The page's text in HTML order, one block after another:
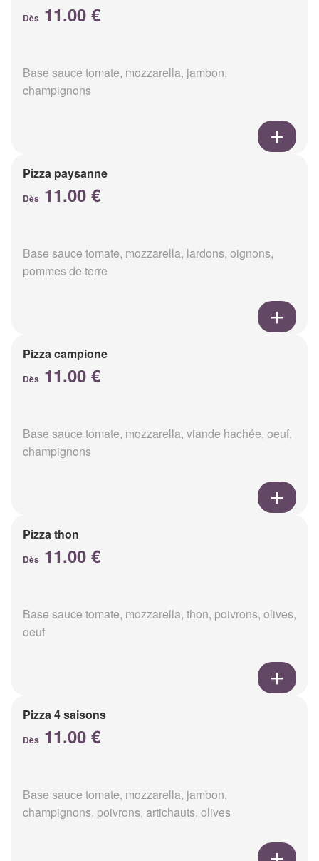
Dès 11.00 €
Base sauce tomate, mozzarella, jambon,
champignons
Pizza paysanne
Dès 11.00 €
Base sauce tomate, mozzarella, lardons, oignons,
pommes de terre
Pizza campione
Dès 11.00 €
Base sauce tomate, mozzarella, viande hachée, oeuf,
champignons
Pizza thon
Dès 11.00 €
Base sauce tomate, mozzarella, thon, poivrons, olives,
oeuf
Pizza 4 saisons
Dès 11.00 €
Base sauce tomate, mozzarella, jambon,
champignons, poivrons, artichauts, olives